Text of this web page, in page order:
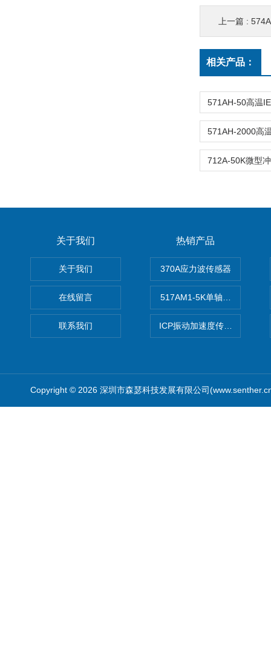
上一篇 :
相关产品：
关于我们
关于我们
在线留言
联系我们
热销产品
370A应力波传感器
517AM1-5K单轴冲击IEPE加
ICP振动加速度传感器
Copyright © 2026 深圳市森瑟科技发展有限公司